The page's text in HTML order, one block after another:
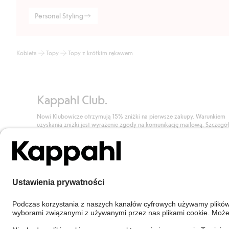
Personal Styling
Kobieta Topy Topy z krótkim rękawem
Kappahl Club.
Nowi Klubowicze otrzymują 15% zniżki na pierwsze zakupy. Warunkiem
uzyskania zniżki jest wyrażenie zgody na komunikację mailową.
Dołącz do Klubu!